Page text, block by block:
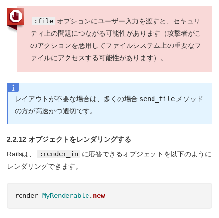
:file オプションにユーザー入力を渡すと、セキュリ
ティ上の問題につながる可能性があります（攻撃者がこ
のアクションを悪用してファイルシステム上の重要なフ
ァイルにアクセスする可能性があります）。
レイアウトが不要な場合は、多くの場合 send_file メソッド
の方が高速かつ適切です。
2.2.12 オブジェクトをレンダリングする
Railsは、
:render_in に応答できるオブジェクトを以下のように
レンダリングできます。
render MyRenderable. new